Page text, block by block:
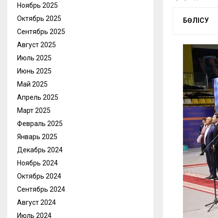
БӨЛІСУ
Ноябрь 2025
Октябрь 2025
Сентябрь 2025
Август 2025
Июль 2025
Июнь 2025
Май 2025
Апрель 2025
Март 2025
Февраль 2025
Январь 2025
Декабрь 2024
Ноябрь 2024
Октябрь 2024
Сентябрь 2024
Август 2024
Июль 2024